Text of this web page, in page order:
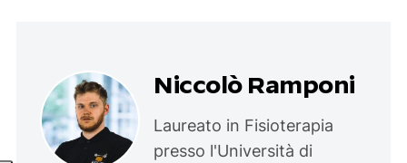
Niccolò Ramponi
Laureato in Fisioterapia
presso l'Università di